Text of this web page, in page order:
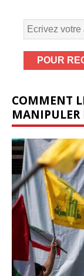
COMMENT
MANIPULER